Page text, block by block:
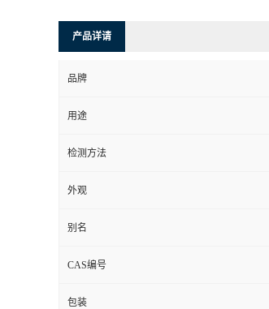
产品详请
品牌
用途
检测方法
外观
别名
CAS编号
包装